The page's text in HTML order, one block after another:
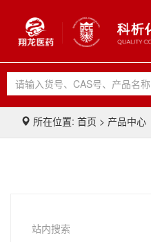
所在位置: 首页 > 产品中心
站内搜索